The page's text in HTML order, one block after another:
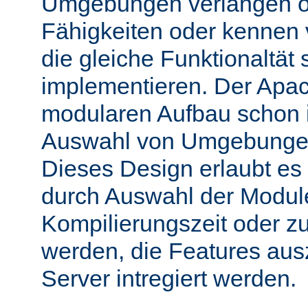
Fähigkeiten oder
die gleiche Funktionaltät
implementieren. Der
modularen Aufbau
Auswahl von
Dieses Design erlaubt
durch Auswahl der
Kompilierungszeit oder
werden, die Features
Server intregiert werden.